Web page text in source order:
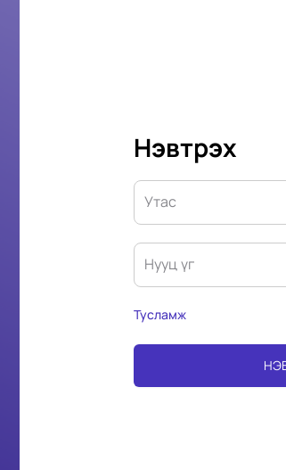
Нэвтрэх
Утас
Нууц үг
Тусламж